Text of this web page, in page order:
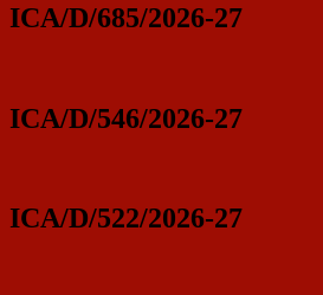
ICA/D/685/2026-27
ICA/D/546/2026-27
ICA/D/522/2026-27